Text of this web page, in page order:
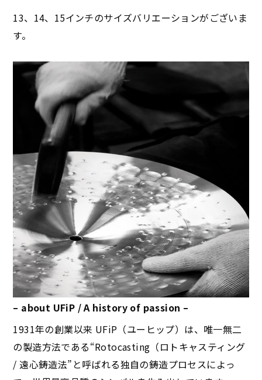
13、14、15インチのサイズバリエーションがございま
す。
– about UFiP / A history of passion –
1931年の創業以来 UFiP（ユーヒップ）は、唯一無二
の製造方法である“Rotocasting（ロトキャスティング
/ 遠心鋳造法”と呼ばれる独自の鋳造プロセスによっ